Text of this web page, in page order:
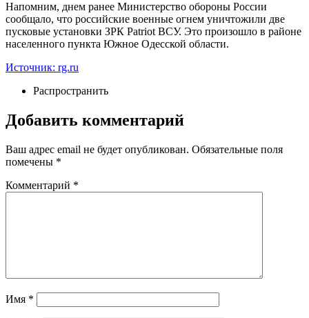
Напомним, днем ранее Министерство обороны России
сообщало, что российские военные огнем уничтожили две
пусковые установки ЗРК Patriot ВСУ. Это произошло в районе
населенного пункта Южное Одесской области.
Источник: rg.ru
Распространить
Добавить комментарий
Ваш адрес email не будет опубликован. Обязательные поля
помечены *
Комментарий *
Имя *